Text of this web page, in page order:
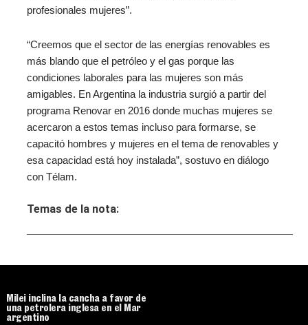
profesionales mujeres”.
“Creemos que el sector de las energías renovables es
más blando que el petróleo y el gas porque las
condiciones laborales para las mujeres son más
amigables. En Argentina la industria surgió a partir del
programa Renovar en 2016 donde muchas mujeres se
acercaron a estos temas incluso para formarse, se
capacitó hombres y mujeres en el tema de renovables y
esa capacidad está hoy instalada”, sostuvo en diálogo
con Télam.
Temas de la nota:
Milei inclina la cancha a favor de
una petrolera inglesa en el Mar
argentino